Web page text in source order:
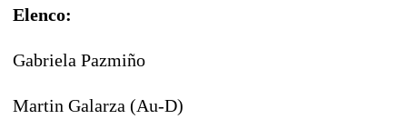
Elenco:
Gabriela Pazmiño
Martin Galarza (Au-D)